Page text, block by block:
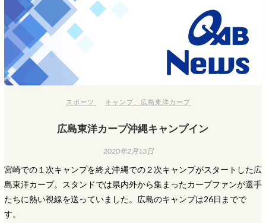
スポーツ キャンプ 広島東洋カープ
広島東洋カープ沖縄キャンプイン
2020年2月13日
宮崎での１次キャンプを終え沖縄での２次キャンプがスタートした広
島東洋カープ。スタンドでは県内外から集まったカープファンが選手
たちに熱い視線を送っていました。広島のキャンプは26日までで
す。